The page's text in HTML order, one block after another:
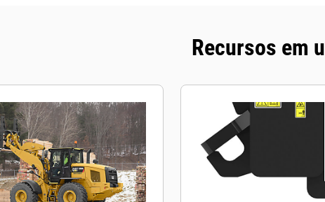
Recursos em